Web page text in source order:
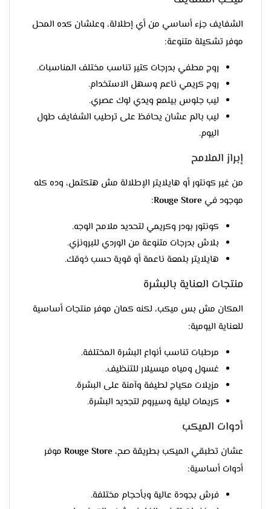
الشفايف جزء أساسي من أي إطلالة، وعلشان كده المحل
موفر تشكيلة متنوعة:
روج مطفي بدرجات كتير تناسب مختلف المناسبات.
روج كريمي ناعم وسهل الاستخدام.
ليب جلوس بيلمع ويدي لوك عصري.
ليب بالم عشان يحافظ على ترطيب الشفايف طول
اليوم.
إبراز الملامح
من غير كونتور أو هايلايتر الإطلالة مش هتكتمل، وده كله
موجود في Rouge Store
:
كونتور بودر وكريمي لتحديد ملامح الوجه.
بلاش بدرجات متنوعة من الوردي للبرونزي.
هايلايتر بلمعة ناعمة أو قوية حسب ذوقك.
منتجات العناية بالبشرة
المكان مش بس ميكب، لكنه كمان موفر منتجات أساسية
للعناية اليومية:
مرطبات تناسب أنواع البشرة المختلفة.
غسول ومياه ميسيلار للتنظيف.
مزيلات مكياج لطيفة وآمنة على البشرة.
كريمات ليلية وسيروم لتجديد البشرة.
أدوات الميكب
عشان تطبقي الميكب بطريقة صح، Rouge Store موفر
أدوات أساسية:
فرش بجودة عالية وبأحجام مختلفة.